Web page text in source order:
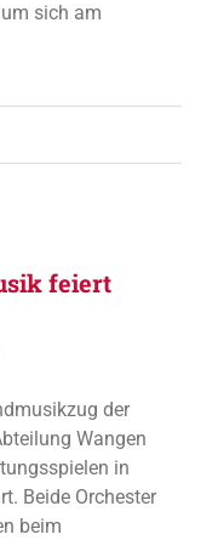
sich am
feiert
der
Wangen
in
Beide Orchester
beim